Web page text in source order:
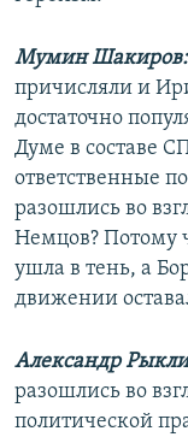
Мумин Шакиров:
причисляли и
достаточно
Думе в составе
ответственные
разошлись во
Немцов? Потому
ушла в тень, а
движении
Александр
разошлись во
политической